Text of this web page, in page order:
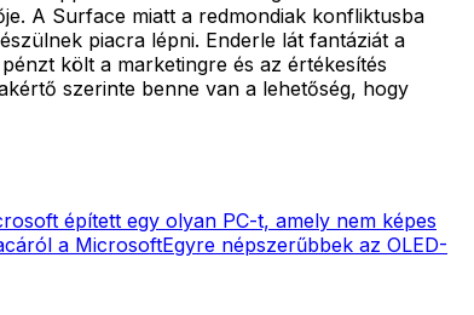
A Surface miatt a redmondiak konfliktusba
piacra lépni. Enderle lát fantáziát a
költ a marketingre és az értékesítés
szerinte benne van a lehetőség, hogy
épített egy olyan PC-t, amely nem képes
a MicrosoftEgyre népszerűbbek az OLED-